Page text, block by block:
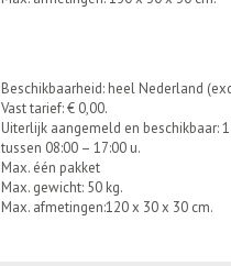
Beschikbaarheid: heel Nederland
Vast tarief: € 0,00.
Uiterlijk aangemeld en beschikbaar:
tussen 08:00 – 17:00 u.
Max. één pakket
Max. gewicht: 50 kg.
Max. afmetingen:120 x 30 x 30 cm.